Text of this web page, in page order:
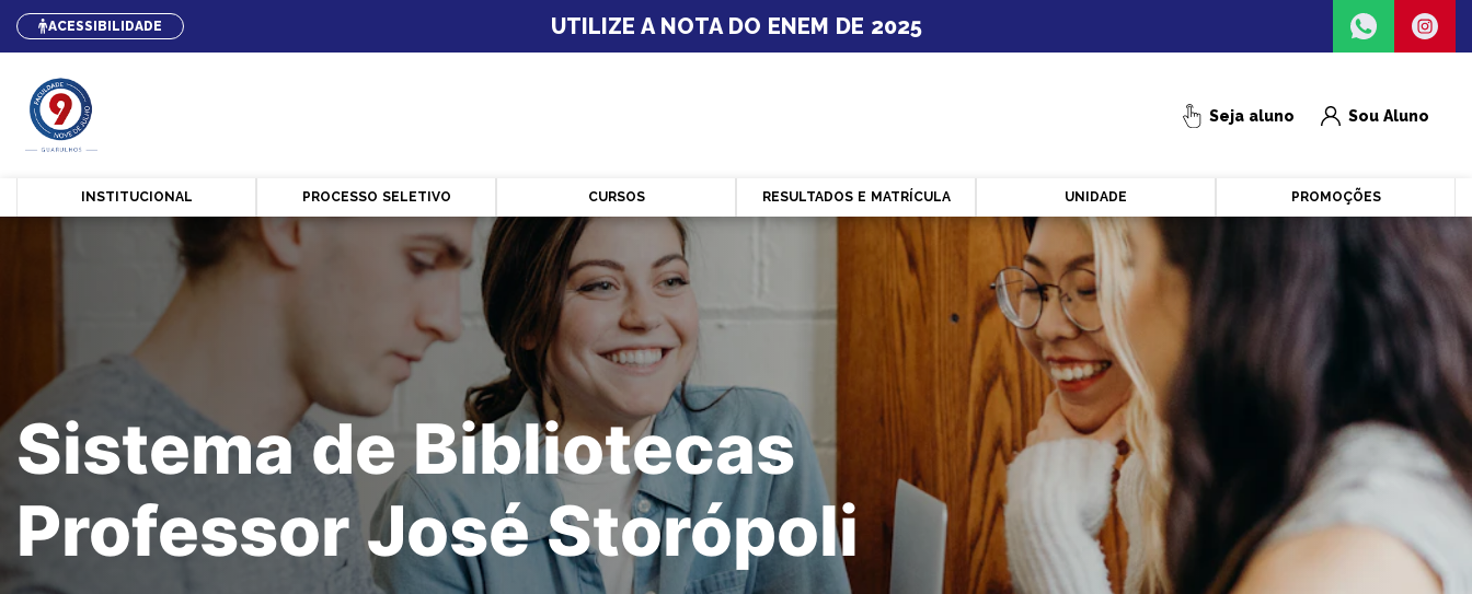
ACESSIBILIDADE UTILIZE A NOTA DO ENEM DE 2025
Seja aluno Sou Aluno
INSTITUCIONAL PROCESSO SELETIVO CURSOS RESULTADOS E MATRÍCULA UNIDADE PROMOÇÕES
Sistema de Bibliotecas
Professor José Storópoli